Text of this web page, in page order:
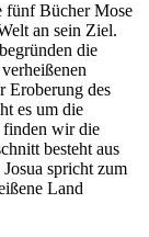
fünf Bücher Mose
an sein Ziel.
die
Eroberung des
es um die
finden wir die
besteht aus
spricht zum
Land